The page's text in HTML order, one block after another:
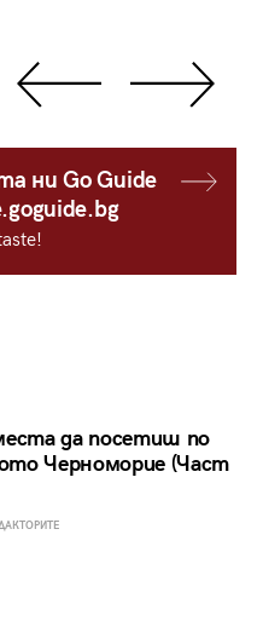
ни Go Guide
да посетиш по
Черноморие (Част